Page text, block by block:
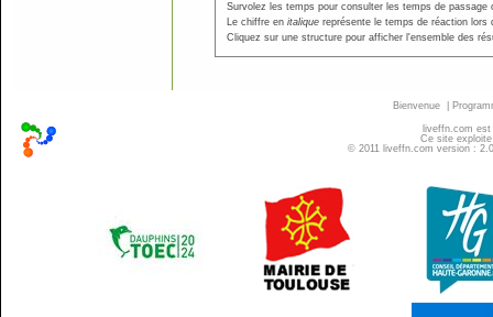
Survolez les temps pour consulter les temps de
Le chiffre en italiquereprésente le temps de réaction lors
Cliquez sur une structure pour afficher l'ensemble des
Bienvenue
liveffn.com
Ce site
© 2011 liveffn.com version :